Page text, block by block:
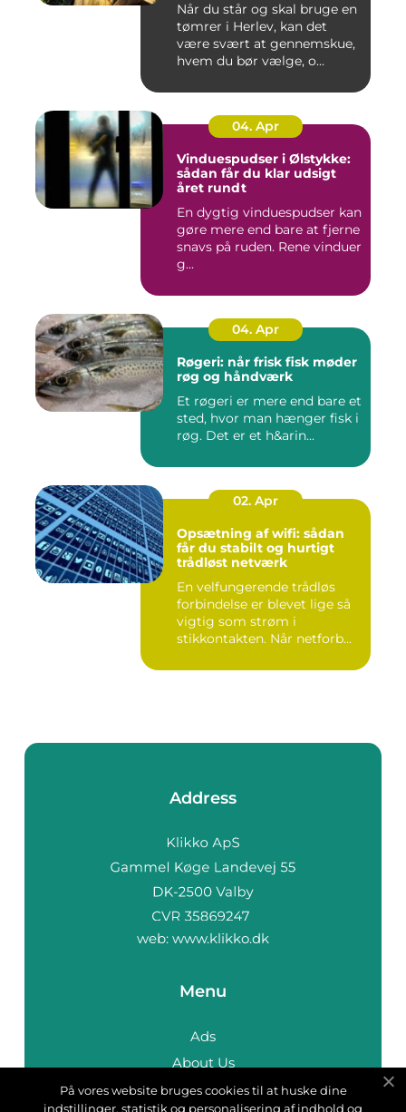
Når du står og skal bruge en
tømrer i Herlev, kan det
være svært at gennemskue,
hvem du bør vælge, o...
04. Apr
Vinduespudser i Ølstykke:
sådan får du klar udsigt
året rundt
En dygtig vinduespudser kan
gøre mere end bare at fjerne
snavs på ruden. Rene vinduer
g...
04. Apr
Røgeri: når frisk fisk møder
røg og håndværk
Et røgeri er mere end bare et
sted, hvor man hænger fisk i
røg. Det er et h&arin...
02. Apr
Opsætning af wifi: sådan
får du stabilt og hurtigt
trådløst netværk
En velfungerende trådløs
forbindelse er blevet lige så
vigtig som strøm i
stikkontakten. Når netforb...
Address
web: www.klikko.dk
Menu
Ads
About Us
Cookies
På vores website bruges cookies til at huske dine
indstillinger, statistik og personalisering af indhold og